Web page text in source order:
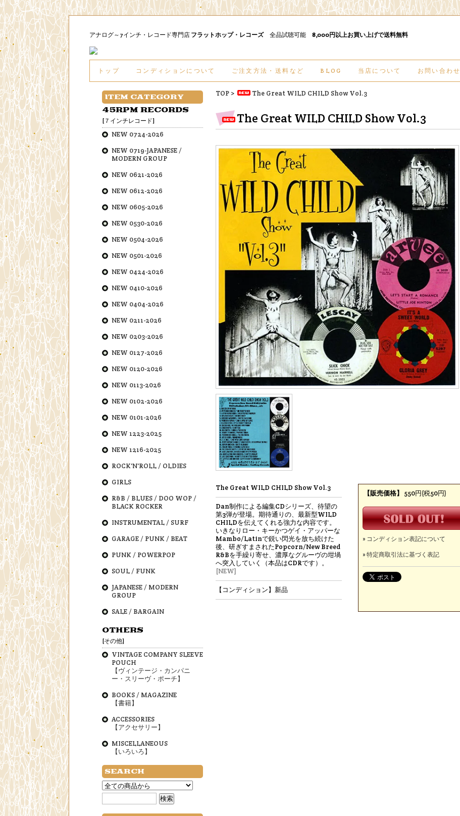
アナログ～7インチ・レコード専門店 フラットホップ・レコーズ全品試聴可能 8,000円以上お買い上げで送料無料
トップ コンディションについて ご注文方法・送料など BLOG 当店について お問い合わせ
TOP > The Great WILD CHILD Show Vol.3
The Great WILD CHILD Show Vol.3
The Great WILD CHILD Show Vol.3
Dan制作による編集CDシリーズ、待望の
第3弾が登場。期待通りの、最新型WILD
CHILDを伝えてくれる強力な内容です。
いきなりロー・キーかつゲイ・アッパーな
Mambo/Latinで鋭い閃光を放ち続けた
後、研ぎすまされたPopcorn/New Breed
R&Bを手繰り寄せ、濃厚なグルーヴの坩堝
へ突入していく（本品はCDRです）。
[NEW]
【コンディション】新品
【販売価格】 550円(税50円)
» コンディション表記について
» 特定商取引法に基づく表記
ITEM CATEGORY
45RPM RECORDS
[７インチレコード]
NEW 0724-2026
NEW 0719-JAPANESE /
MODERN GROUP
NEW 0621-2026
NEW 0612-2026
NEW 0605-2026
NEW 0530-2026
NEW 0504-2026
NEW 0501-2026
NEW 0424-2026
NEW 0410-2026
NEW 0404-2026
NEW 0211-2026
NEW 0203-2026
NEW 0127-2026
NEW 0120-2026
NEW 0113-2026
NEW 0102-2026
NEW 0101-2026
NEW 1223-2025
NEW 1216-2025
ROCK'N'ROLL / OLDIES
GIRLS
R&B / BLUES / DOO WOP /
BLACK ROCKER
INSTRUMENTAL / SURF
GARAGE / PUNK / BEAT
PUNK / POWERPOP
SOUL / FUNK
JAPANESE / MODERN
GROUP
SALE / BARGAIN
OTHERS
[その他]
VINTAGE COMPANY SLEEVE
POUCH
【ヴィンテージ・カンパニ
ー・スリーヴ・ポーチ】
BOOKS / MAGAZINE
【書籍】
ACCESSORIES
【アクセサリー】
MISCELLANEOUS
【いろいろ】
SEARCH